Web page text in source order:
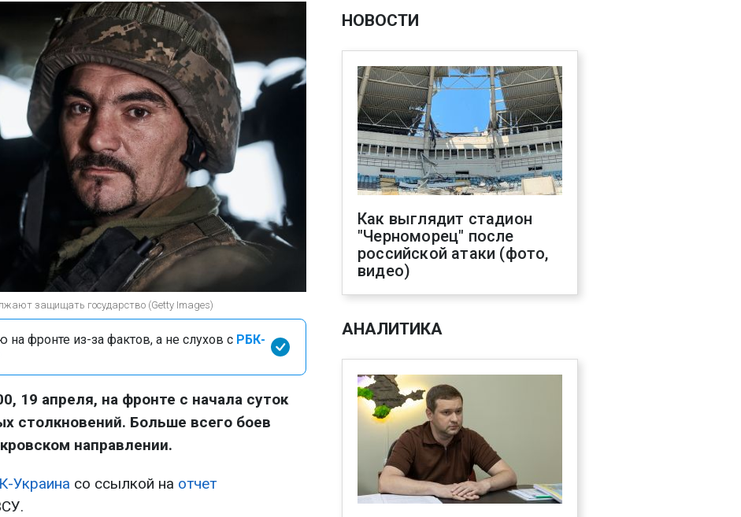
защищать государство (Getty Images)
на фронте из-за фактов, а не слухов с РБК-
19 апреля, на фронте с начала суток
столкновений. Больше всего боев
направлении.
Украина со ссылкой на отчет
НОВОСТИ
Как выглядит стадион
"Черноморец" после
российской атаки (фото,
видео)
АНАЛИТИКА